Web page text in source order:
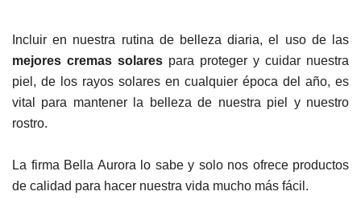
Incluir en nuestra rutina de belleza diaria, el uso de las
mejores cremas solares para proteger y cuidar nuestra
piel, de los rayos solares en cualquier época del año, es
vital para mantener la belleza de nuestra piel y nuestro
rostro.
La firma Bella Aurora lo sabe y solo nos ofrece productos
de calidad para hacer nuestra vida mucho más fácil.